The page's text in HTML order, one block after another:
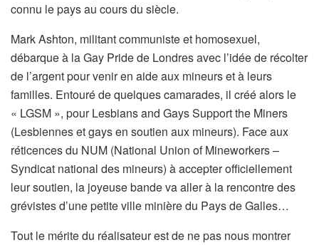
connu le paysau cours du siècle.
Mark Ashton, militant communiste et homosexuel,
débarque à laGay Pridede Londresavec l’idéede récolter
de l’argent pourvenir en aide aux mineurs età leurs
familles. Entouré de quelques camarades, il créé alors le
« LGSM », pourLesbiansand Gays Support the Miners
(Lesbiennes et gays en soutien aux mineurs). Face aux
réticences du NUM (National Union of Mineworkers–
Syndicat national des mineurs) à accepter officiellement
leur soutien, la joyeuse bande vaaller à la rencontre des
grévistes d’une petite ville minière du Pays de Galles…
Tout le mérite du réalisateurestde ne pas nous montrer